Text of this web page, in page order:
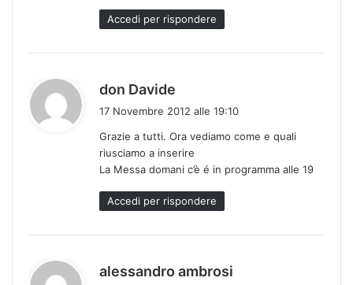
Accedi per rispondere
don Davide
e
t
t
o
:
17 Novembre 2012 alle 19:10
Grazie a tutti. Ora vediamo come e quali
riusciamo a inserire
La Messa domani c’è é in programma alle 19
Accedi per rispondere
alessandro ambrosi